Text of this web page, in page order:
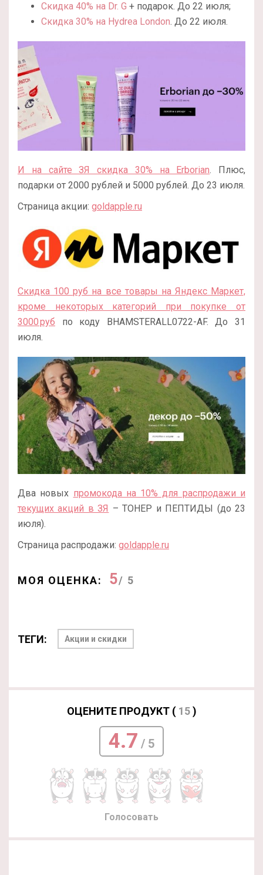
Скидка 40% на Dr. G + подарок. До 22 июля;
Скидка 30% на Hydrea London. До 22 июля.
И на сайте ЗЯ скидка 30% на Erborian. Плюс,
подарки от 2000 рублей и 5000 рублей. До 23 июля.
Страница акции: goldapple.ru
Скидка 100 руб на все товары на Яндекс Маркет,
кроме некоторых категорий при покупке от
3000 руб по коду BHAMSTERALL0722-AF. До 31
июля.
Два новых промокода на 10% для распродажи и
текущих акций в ЗЯ – ТОНЕР и ПЕПТИДЫ (до 23
июля).
Страница распродажи: goldapple.ru
МОЯ ОЦЕНКА: 5/ 5
ТЕГИ: Акции и скидки
ОЦЕНИТЕ ПРОДУКТ ( 15)
4.7 / 5
Голосовать